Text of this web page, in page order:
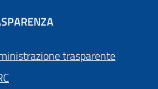
trasparente